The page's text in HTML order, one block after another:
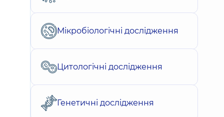
Мікробіологічні дослідження
Цитологічні дослідження
Генетичні дослідження